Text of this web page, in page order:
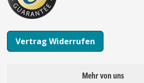
Vertrag Widerrufen
Mehr von uns